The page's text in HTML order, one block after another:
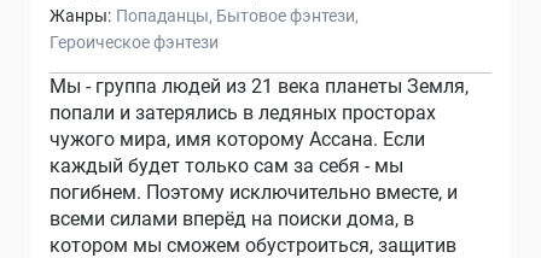
Жанры: Попаданцы Бытовое фэнтези
Героическое фэнтези
Мы - группа людей из 21 века планеты Земля,
попали и затерялись в ледяных просторах
чужого мира, имя которому Ассана. Если
каждый будет только сам за себя - мы
погибнем. Поэтому исключительно вместе, и
всеми силами вперёд на поиски дома, в
котором мы сможем обустроиться, защитив